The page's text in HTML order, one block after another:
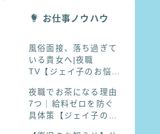
お仕事ノウハウ
風俗面接、落ち過ぎて
いる貴女へ|夜職
TV【ジェイ子のお悩み
夜職でお茶になる理由
7つ｜給料ゼロを防ぐ
具体策【ジェイ子のお